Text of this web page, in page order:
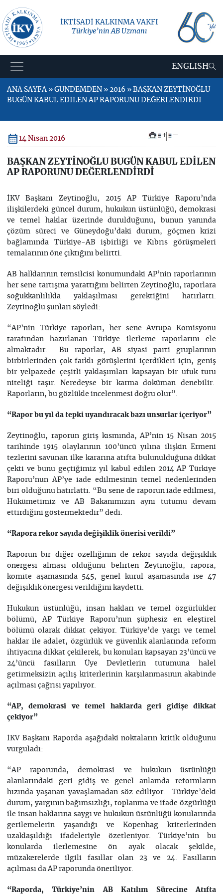
İKTİSADİ KALKINMA VAKFI
Türkiye’nin AB Uzmanı
ENGLISH
ANA SAYFA » GÜNDEMDEN » 2016 » BAŞKAN ZEYTİNOĞLU
BUGÜN KABUL EDİLEN AP RAPORUNU DEĞERLENDİRDİ
14 Nisan 2016 + –
BAŞKAN ZEYTİNOĞLU BUGÜN KABUL EDİLEN
AP RAPORUNU DEĞERLENDİRDİ
İKV Başkanı Zeytinoğlu, 2015 AP Türkiye Raporu’nda
ilişkilerdeki güncel durum, hukukun üstünlüğü, demokrasi
ve temel haklar üzerinde durulduğunu, bunun yanında
çözüm süreci ve Güneydoğu’daki durum, göçmen krizi
bağlamında Türkiye-AB işbirliği ve Kıbrıs görüşmeleri
temalarının öne çıktığını belirtti.
AB halklarının temsilcisi konumundaki AP’nin raporlarının
her sene tartışma yarattığını belirten Zeytinoğlu, raporlara
soğukkanlılıkla yaklaşılması gerektiğini hatırlattı.
Zeytinoğlu şunları söyledi:
“AP’nin Türkiye raporları, her sene Avrupa Komisyonu
tarafından hazırlanan Türkiye ilerleme raporlarını ele
almaktadır. Bu raporlar, AB siyasi parti gruplarının
birbirlerinden çok farklı görüşlerini içerdikleri için, geniş
bir yelpazede çeşitli yaklaşımları kapsayan bir ufuk turu
niteliği taşır. Neredeyse bir karma doküman denebilir.
Raporların, bu gözlükle incelenmesi doğru olur”.
“Rapor bu yıl da tepki uyandıracak bazı unsurlar içeriyor”
Zeytinoğlu, raporun giriş kısmında, AP’nin 15 Nisan 2015
tarihinde 1915 olaylarının 100’üncü yılına ilişkin Ermeni
tezlerini savunan ilke kararına atıfta bulunulduğuna dikkat
çekti ve bunu geçtiğimiz yıl kabul edilen 2014 AP Türkiye
Raporu’nun AP’ye iade edilmesinin temel nedenlerinden
biri olduğunu hatırlattı. “Bu sene de raporun iade edilmesi,
Hükümetimiz ve AB Bakanımızın aynı tutumu devam
ettirdiğini göstermektedir” dedi.
“Rapora rekor sayıda değişiklik önerisi verildi”
Raporun bir diğer özelliğinin de rekor sayıda değişiklik
önergesi alması olduğunu belirten Zeytinoğlu, rapora,
komite aşamasında 545, genel kurul aşamasında ise 47
değişiklik önergesi verildiğini kaydetti.
Hukukun üstünlüğü, insan hakları ve temel özgürlükler
bölümü, AP Türkiye Raporu’nun şüphesiz en eleştirel
bölümü olarak dikkat çekiyor. Türkiye’de yargı ve temel
haklar ile adalet, özgürlük ve güvenlik alanlarında reform
ihtiyacına dikkat çekilerek, bu konuları kapsayan 23’üncü ve
24’üncü fasılların Üye Devletlerin tutumuna halel
getirmeksizin açılış kriterlerinin karşılanmasının akabinde
açılması çağrısı yapılıyor.
“AP, demokrasi ve temel haklarda geri gidişe dikkat
çekiyor”
İKV Başkanı Raporda aşağıdaki noktaların kritik olduğunu
vurguladı:
“AP raporunda, demokrasi ve hukukun üstünlüğü
alanlarındaki geri gidiş ve genel anlamda reformların
hızında yaşanan yavaşlamadan söz ediliyor. Türkiye’deki
durum; yargının bağımsızlığı, toplanma ve ifade özgürlüğü
ile insan haklarına saygı ve hukukun üstünlüğü konularında
gerilemelerin yaşandığı ve Kopenhag kriterlerinden
uzaklaşıldığı ifadeleriyle özetleniyor. Türkiye’nin bu
konularda ilerlemesine ön ayak olacak şekilde,
müzakerelerde ilgili fasıllar olan 23 ve 24. Fasılların
açılması da AP raporunda öneriliyor.
“Raporda, Türkiye’nin AB Katılım Sürecine Atıfta